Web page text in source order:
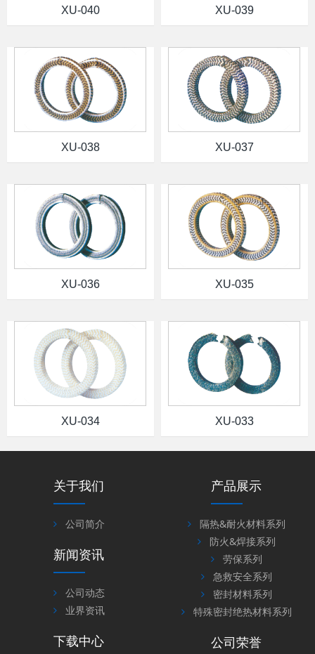
XU-040 XU-039
XU-038 XU-037
XU-036 XU-035
XU-034 XU-033
关于我们
公司简介
产品展示
隔热&耐火材料系列
防火&焊接系列
劳保系列
急救安全系列
密封材料系列
特殊密封绝热材料系列
新闻资讯
公司动态
业界资讯
下载中心 公司荣誉